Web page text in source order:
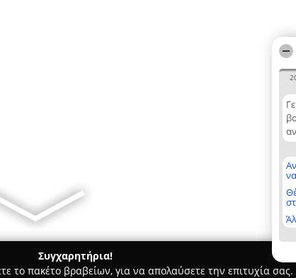
Συγχαρητήρια!
το πακέτο βραβείων, για να απολαύσετε την επιτυχία σας.